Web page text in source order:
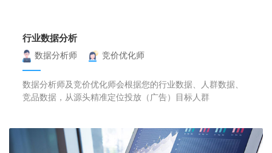
行业数据分析
数据分析师 竞价优化师
数据分析师及竞价优化师会根据您的行业数据、人群数据、
竞品数据，从源头精准定位投放（广告）目标人群